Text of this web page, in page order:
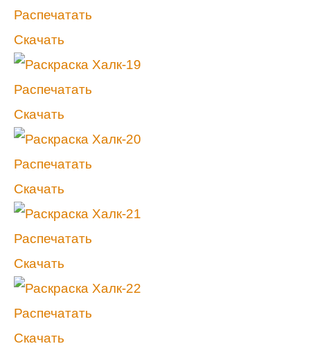
Распечатать
Скачать
Распечатать
Скачать
Распечатать
Скачать
Распечатать
Скачать
Распечатать
Скачать